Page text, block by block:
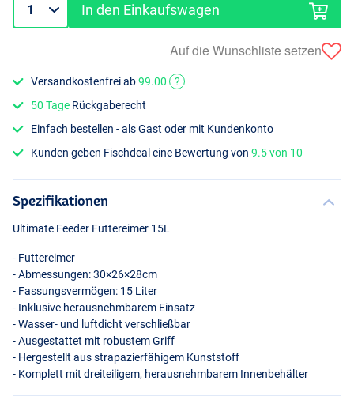
In den Einkaufswagen
Auf die Wunschliste setzen
Versandkostenfrei ab99.00
?
50 Tage Rückgaberecht
Einfach bestellen - als Gast oder mit Kundenkonto
Kunden geben Fischdeal eine Bewertung von9.5 von 10
Spezifikationen
Ultimate Feeder Futtereimer 15L
- Futtereimer
- Abmessungen: 30×26×28cm
- Fassungsvermögen: 15 Liter
- Inklusive herausnehmbarem Einsatz
- Wasser- und luftdicht verschließbar
- Ausgestattet mit robustem Griff
- Hergestellt aus strapazierfähigem Kunststoff
- Komplett mit dreiteiligem, herausnehmbarem Innenbehälter